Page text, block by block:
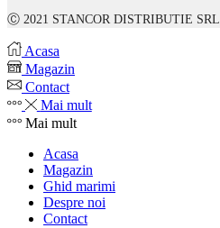
Ⓒ 2021 STANCOR DISTRIBUTIE SRL
Acasa
Magazin
Contact
Mai mult
Mai mult
Acasa
Magazin
Ghid marimi
Despre noi
Contact